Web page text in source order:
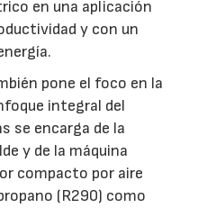
en una aplicación
y con un
pone el foco en la
integral del
se encarga de la
y de la máquina
compacto por aire
(R290) como